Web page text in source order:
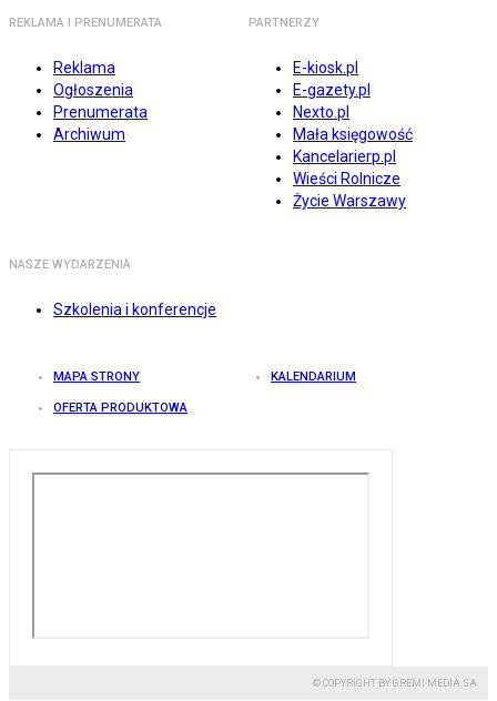
REKLAMA I PRENUMERATA
Reklama
Ogłoszenia
Prenumerata
Archiwum
PARTNERZY
E-kiosk.pl
E-gazety.pl
Nexto.pl
Mała księgowość
Kancelarierp.pl
Wieści Rolnicze
Życie Warszawy
NASZE WYDARZENIA
Szkolenia i konferencje
MAPA STRONY KALENDARIUM
OFERTA PRODUKTOWA
© COPYRIGHT BY GREMI MEDIA SA